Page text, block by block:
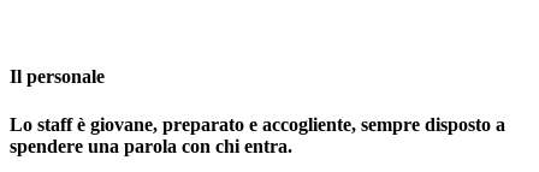
Il personale
Lo staff è giovane, preparato e accogliente, sempre disposto a
spendere una parola con chi entra.